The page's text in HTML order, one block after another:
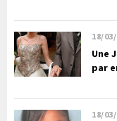
18/
Une
par
18/